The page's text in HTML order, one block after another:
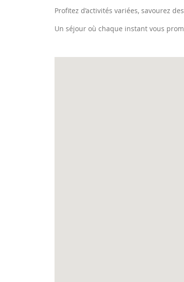
Profitez d’activités variées, savourez
Un séjour où chaque instant vous